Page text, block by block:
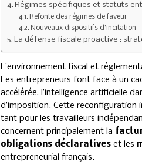
Régimes spécifiques et statuts
Refonte des régimes de faveur
Nouveaux dispositifs d’incitation
La défense fiscale proactive :
L’environnement fiscal et
Les entrepreneurs font face à un
accélérée, l’intelligence artificielle
d’imposition. Cette reconfiguration
tant pour les travailleurs
concernent principalement la
obligations déclarativeset les
entrepreneurial français.